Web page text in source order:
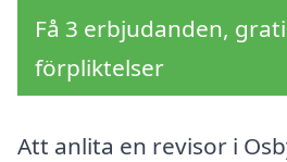
Få 3 erbjudanden,
förpliktelser
Att anlita en revisor i